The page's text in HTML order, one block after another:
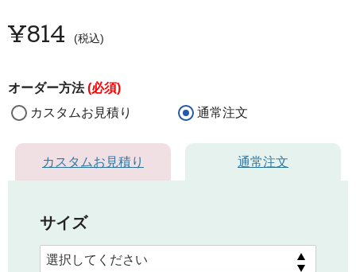
¥814 税込
オーダー方法(必須)
カスタムお見積り
通常注文
カスタムお見積り 通常注文
サイズ